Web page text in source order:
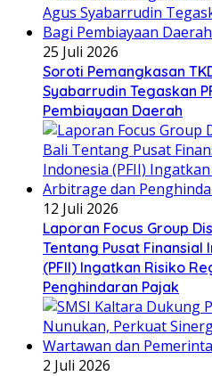
25 Juli 2026
Soroti Pemangkasan
Syabarrudin Tegaskan
Pembiayaan Daerah
12 Juli 2026
Laporan Focus Group
Tentang Pusat Finansial
(PFII) Ingatkan Risiko
Penghindaran Pajak
2 Juli 2026